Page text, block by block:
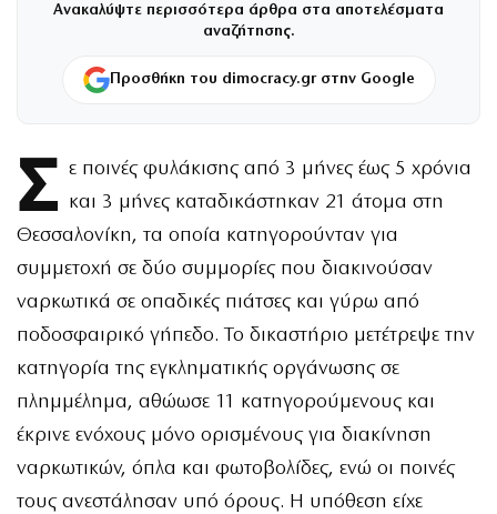
Ανακαλύψτε περισσότερα άρθρα στα αποτελέσματα
αναζήτησης.
Προσθήκη του dimocracy.gr στην Google
Σ ε ποινές φυλάκισης από 3 μήνες έως 5 χρόνια
και 3 μήνες καταδικάστηκαν 21 άτομα στη
Θεσσαλονίκη, τα οποία κατηγορούνταν για
συμμετοχή σε δύο συμμορίες που διακινούσαν
ναρκωτικά σε οπαδικές πιάτσες και γύρω από
ποδοσφαιρικό γήπεδο. Το δικαστήριο μετέτρεψε την
κατηγορία της εγκληματικής οργάνωσης σε
πλημμέλημα, αθώωσε 11 κατηγορούμενους και
έκρινε ενόχους μόνο ορισμένους για διακίνηση
ναρκωτικών, όπλα και φωτοβολίδες, ενώ οι ποινές
τους ανεστάλησαν υπό όρους. Η υπόθεση είχε